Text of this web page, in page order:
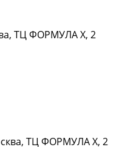
ТЦ ФОРМУЛА Х, 2
ТЦ ФОРМУЛА Х, 2